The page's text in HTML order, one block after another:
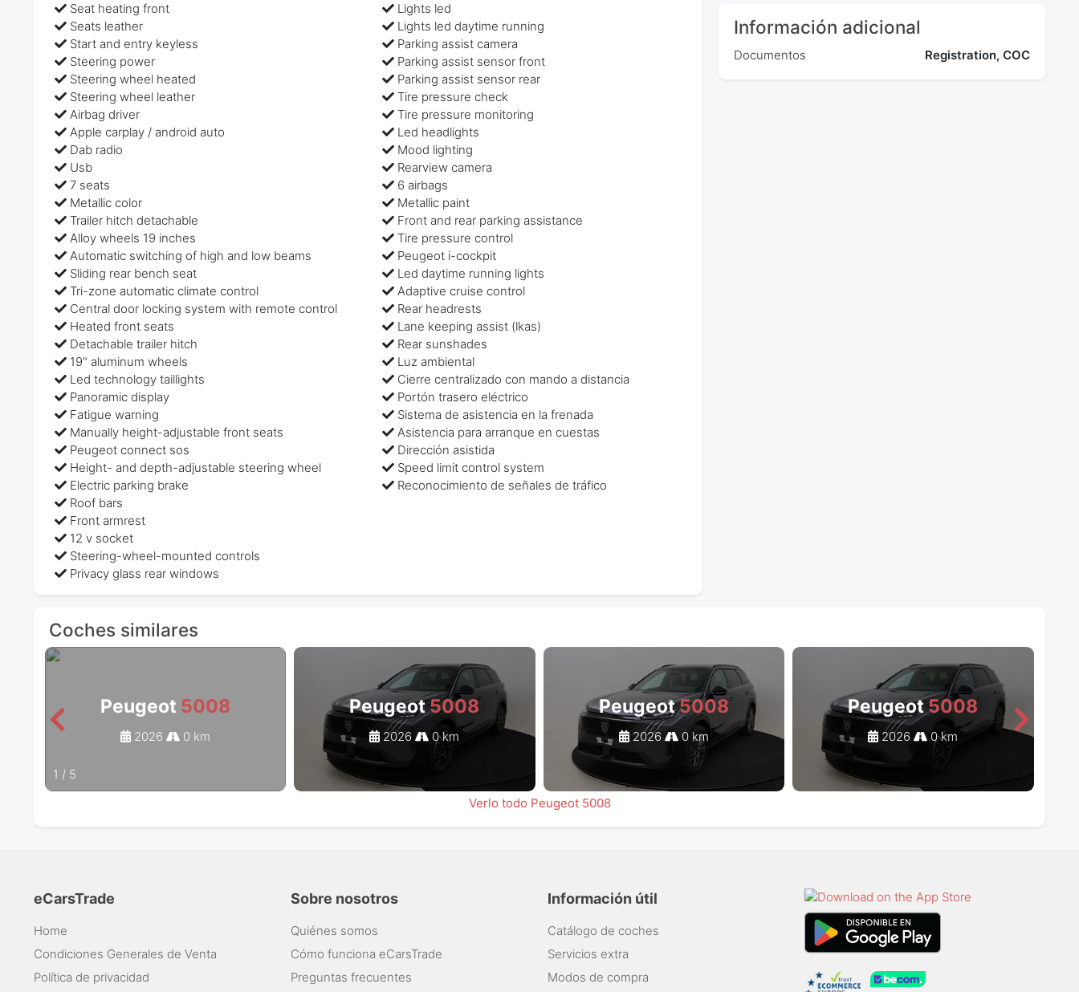
Información adicional
Documentos Registration, COC
Seat heating front
Seats leather
Start and entry keyless
Steering power
Steering wheel heated
Steering wheel leather
Airbag driver
Lights led
Lights led daytime running
Parking assist camera
Parking assist sensor front
Parking assist sensor rear
Tire pressure check
Tire pressure monitoring
Apple carplay / android auto
Dab radio
Usb
7 seats
Metallic color
Trailer hitch detachable
Alloy wheels 19 inches
Automatic switching of high and low beams
Sliding rear bench seat
Tri-zone automatic climate control
Central door locking system with remote control
Heated front seats
Detachable trailer hitch
Led headlights
Mood lighting
Rearview camera
6 airbags
Metallic paint
Front and rear parking assistance
Tire pressure control
Peugeot i-cockpit
Led daytime running lights
Adaptive cruise control
Rear headrests
Lane keeping assist (lkas)
Rear sunshades
19" aluminum wheels
Led technology taillights
Panoramic display
Fatigue warning
Manually height-adjustable front seats
Peugeot connect sos
Height- and depth-adjustable steering wheel
Electric parking brake
Roof bars
Front armrest
12 v socket
Steering-wheel-mounted controls
Privacy glass rear windows
Luz ambiental
Cierre centralizado con mando a distancia
Portón trasero eléctrico
Sistema de asistencia en la frenada
Asistencia para arranque en cuestas
Dirección asistida
Speed limit control system
Reconocimiento de señales de tráfico
Coches similares
Peugeot 5008
2026 0 km
Peugeot5008
2026 0 km
Peugeot5008
2026 0 km
Peugeot5008
2026 0 km
1 / 5
Verlo todo Peugeot 5008
eCarsTrade
Home
Condiciones Generales de Venta
Política de privacidad
Sobre nosotros
Quiénes somos
Cómo funciona eCarsTrade
Preguntas frecuentes
Información útil
Catálogo de coches
Servicios extra
Modos de compra